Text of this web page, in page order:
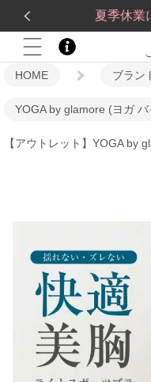
夏季休業
送料一律560円5,500 円(
HOME ブラン
YOGA by glamore (ヨガ
【アウトレット】YOGA by